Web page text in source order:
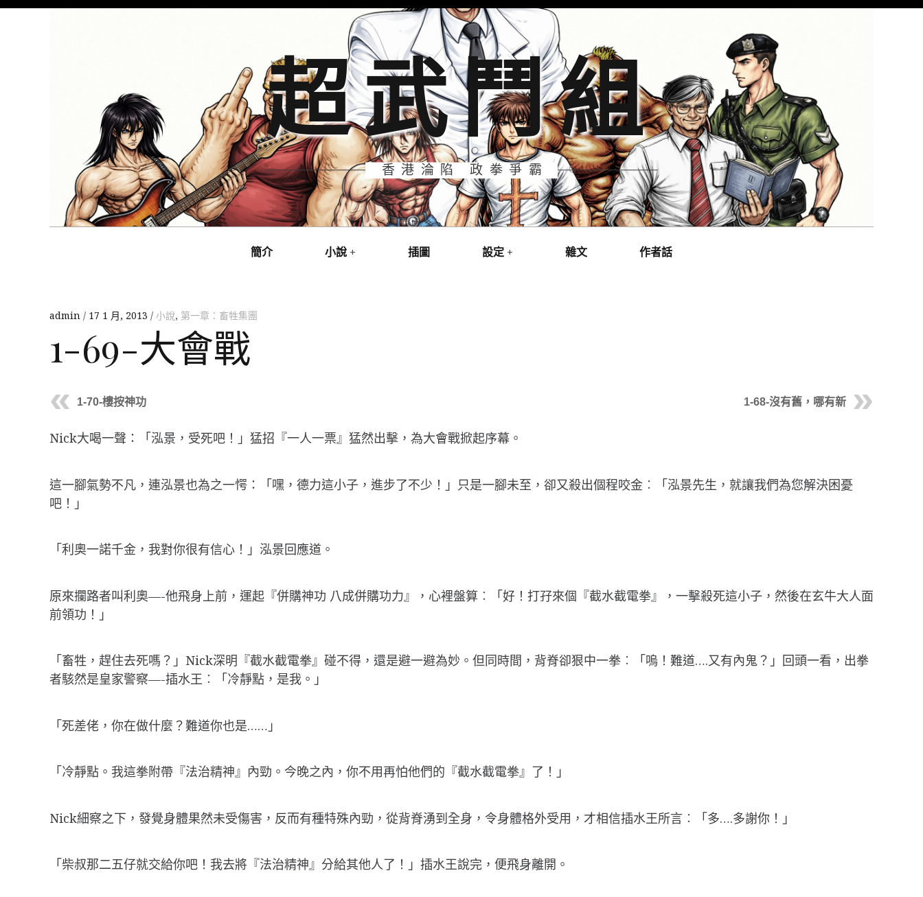
超武鬥組
香港淪陷 政拳爭霸
簡介 小說 插圖 設定 雜文 作者話
admin 17 1 月, 2013 小說, 第一章：畜牲集團
1-69-大會戰
1-70-樓按神功 1-68-沒有舊，哪有新
Nick大喝一聲：「泓景，受死吧！」猛招『一人一票』猛然出擊，為大會戰掀起序幕。
這一腳氣勢不凡，連泓景也為之一愕：「嘿，德力這小子，進步了不少！」只是一腳未至，卻又殺出個程咬金︰「泓景先生，就讓我們為您解決困憂
吧！」
「利奧一諾千金，我對你很有信心！」泓景回應道。
原來攔路者叫利奧—-他飛身上前，運起『併購神功 八成併購功力』，心裡盤算︰「好！打孖來個『截水截電拳』，一擊殺死這小子，然後在玄牛大人面
前領功！」
「畜牲，趕住去死嗎？」Nick深明『截水截電拳』碰不得，還是避一避為妙。但同時間，背脊卻狠中一拳︰「嗚！難道….又有內鬼？」回頭一看，出拳
者駭然是皇家警察—-插水王︰「冷靜點，是我。」
「死差佬，你在做什麼？難道你也是……」
「冷靜點。我這拳附帶『法治精神』內勁。今晚之內，你不用再怕他們的『截水截電拳』了！」
Nick細察之下，發覺身體果然未受傷害，反而有種特殊內勁，從背脊湧到全身，令身體格外受用，才相信插水王所言︰「多….多謝你！」
「柴叔那二五仔就交給你吧！我去將『法治精神』分給其他人了！」插水王說完，便飛身離開。